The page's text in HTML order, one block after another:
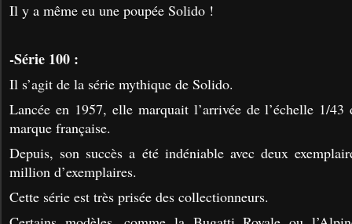
Il y a même eu une poupée Solido !
-Série 100 :
Il s’agit de la série mythique de Solido.
Lancée en 1957, elle marquait l’arrivée de l’échelle 1/
marque française.
Depuis, son succès a été indéniable avec deux
million d’exemplaires.
Cette série est très prisée des collectionneurs.